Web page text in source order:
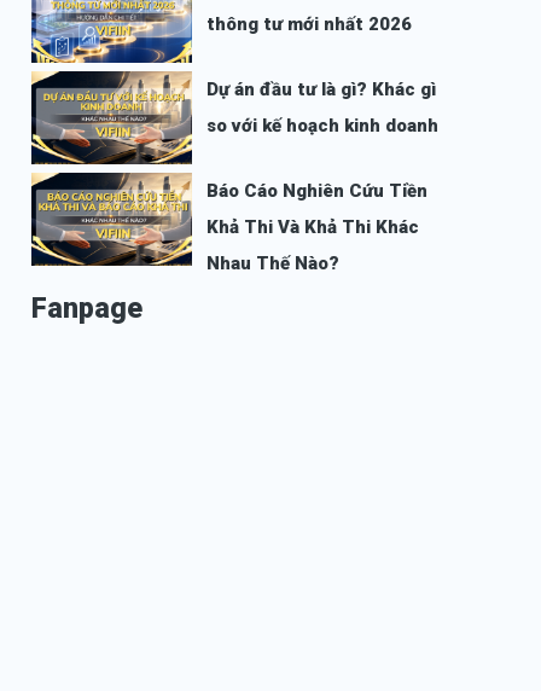
thông tư mới nhất 2026
Dự án đầu tư là gì? Khác gì
so với kế hoạch kinh doanh
Báo Cáo Nghiên Cứu Tiền
Khả Thi Và Khả Thi Khác
Nhau Thế Nào?
Fanpage